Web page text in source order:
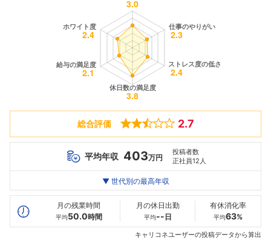
総合評価 2.7
平均年収 403万円
投稿者数
正社員12人
最高年収
20代
456万
30代
410万
--万
▼ 世代別の最高年収
月の残業時間
平均50.0時間
月の休日出勤
平均-- 日
有休消化率
平均63%
キャリコネユーザーの投稿データから算出